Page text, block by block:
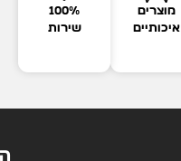
מוצרים
איכותיים
100%
שירות